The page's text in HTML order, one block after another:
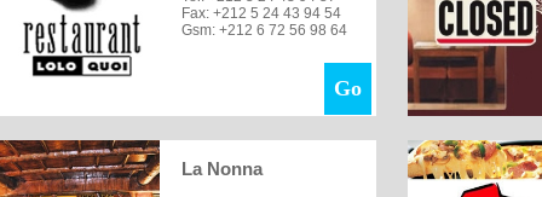
Fax: +212 5 24 43 94 54
Gsm: +212 6 72 56 98 64
Go
La Nonna